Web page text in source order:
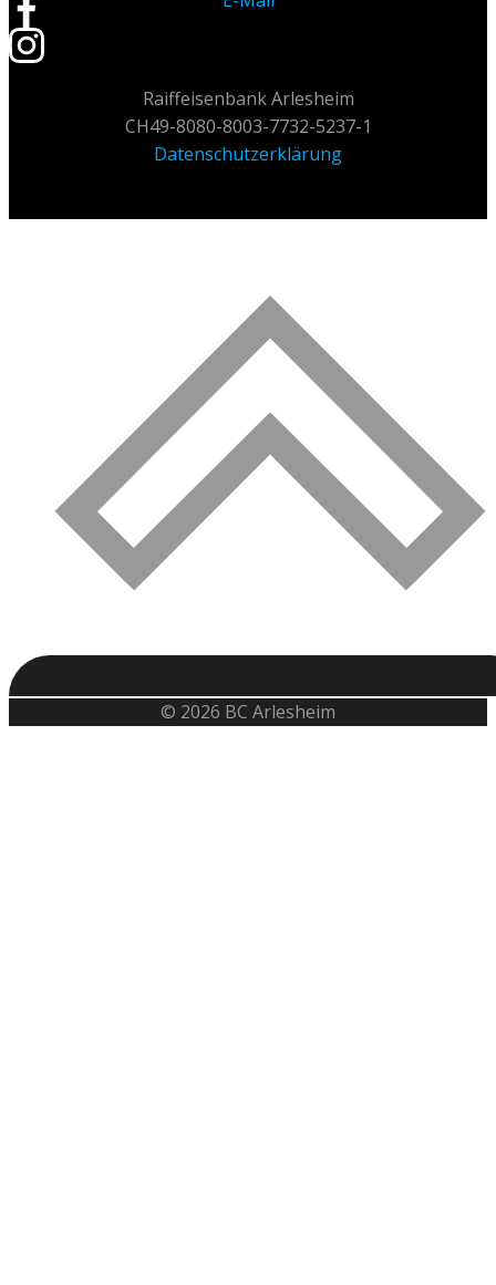
Raiffeisenbank Arlesheim
CH49-8080-8003-7732-5237-1
Datenschutzerklärung
© 2026 BC Arlesheim